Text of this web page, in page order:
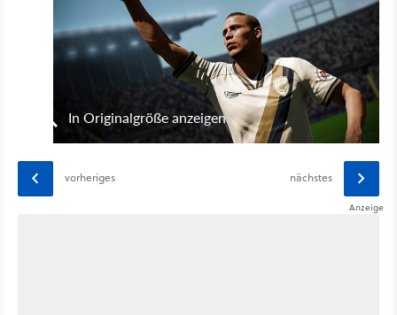
In Originalgröße anzeigen
vorheriges nächstes